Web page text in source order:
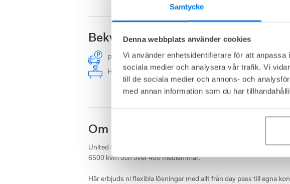
Samtycke
Denna webbplats använder cookies
Vi använder enhetsidentifierare för att
sociala medier och analysera vår trafik. Vi
till de sociala medier och annons- och
med annan information som du har
Bekvämligheter
Parkering Kaffe Möblerad Dusch
Höj- och sänkbara skrivbord
Lagerplats
Om United Spaces Östra
United Spaces kontorshotell på Östra Hamngatan i centrala
6500 kvm och över 400 medlemmar.
Här erbjuds ni flexibla lösningar med allt från day pass till egna